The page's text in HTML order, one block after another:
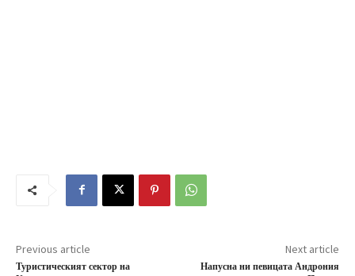
Previous article
Туристическият сектор на
Next article
Напусна ни певицата Андрония